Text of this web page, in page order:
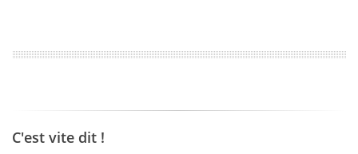
C'est vite dit !